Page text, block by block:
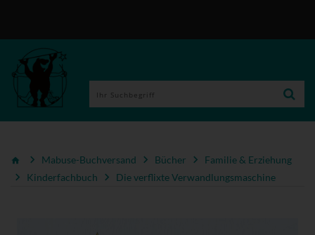
Mabuse-Buchversand Bücher
Familie & Erziehung
Kinderfachbuch
Die verflixte Verwandlungsmaschine